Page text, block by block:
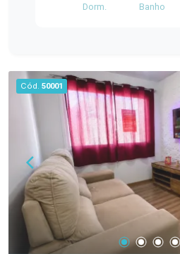
terreno: 6 metros de frente
atualmente possui: 2
Ótima opção para quem
região com grande
excelente localização. Entre em contato para
mais informações e agende
Dorm. Banho
Cód. 50001